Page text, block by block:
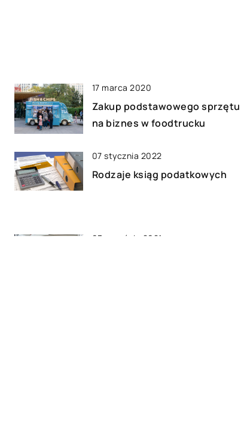
17 marca 2020
Zakup podstawowego sprzętu
na biznes w foodtrucku
07 stycznia 2022
Rodzaje ksiąg podatkowych
03 września 2021
[…]